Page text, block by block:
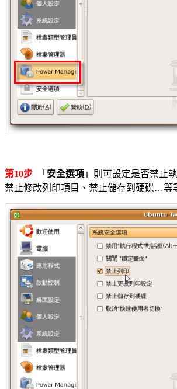
第10步 「 安全選項 」則可設定是否禁止
禁止修改列印項目、禁止儲存到硬碟…等